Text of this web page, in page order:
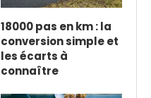
18000 pas en km : la
conversion simple et
les écarts à
connaître